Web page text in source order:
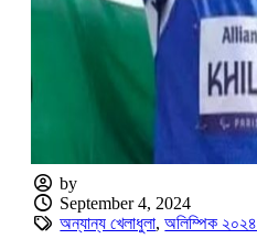
by
September 4, 2024
অন্যান্য খেলাধুলা,অলিম্পিক ২০২৪